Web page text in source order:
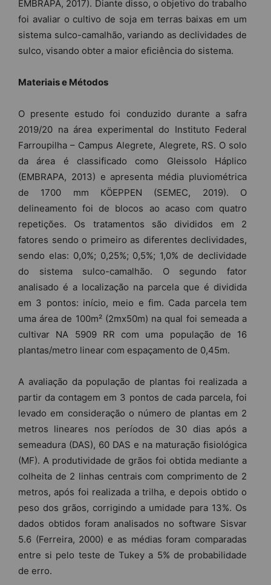
EMBRAPA, 2017). Diante disso, o objetivo do trabalho
foi avaliar o cultivo de soja em terras baixas em um
sistema sulco-camalhão, variando as declividades de
sulco, visando obter a maior eficiência do sistema.
Materiais e Métodos
O presente estudo foi conduzido durante a safra
2019/20 na área experimental do Instituto Federal
Farroupilha – Campus Alegrete, Alegrete, RS. O solo
da área é classificado como Gleissolo Háplico
(EMBRAPA, 2013) e apresenta média pluviométrica
de 1700 mm KÖEPPEN (SEMEC, 2019). O
delineamento foi de blocos ao acaso com quatro
repetições. Os tratamentos são divididos em 2
fatores sendo o primeiro as diferentes declividades,
sendo elas: 0,0%; 0,25%; 0,5%; 1,0% de declividade
do sistema sulco-camalhão. O segundo fator
analisado é a localização na parcela que é dividida
em 3 pontos: início, meio e fim. Cada parcela tem
uma área de 100m² (2mx50m) na qual foi semeada a
cultivar NA 5909 RR com uma população de 16
plantas/metro linear com espaçamento de 0,45m.
A avaliação da população de plantas foi realizada a
partir da contagem em 3 pontos de cada parcela, foi
levado em consideração o número de plantas em 2
metros lineares nos períodos de 30 dias após a
semeadura (DAS), 60 DAS e na maturação fisiológica
(MF). A produtividade de grãos foi obtida mediante a
colheita de 2 linhas centrais com comprimento de 2
metros, após foi realizada a trilha, e depois obtido o
peso dos grãos, corrigindo a umidade para 13%. Os
dados obtidos foram analisados no software Sisvar
5.6 (Ferreira, 2000) e as médias foram comparadas
entre si pelo teste de Tukey a 5% de probabilidade
de erro.